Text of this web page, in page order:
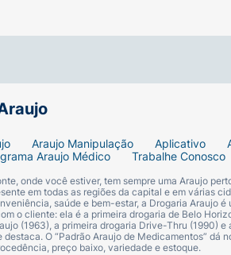
Araujo Manipulação Aplicativo
Araujo Médico Trabalhe Conosco
onde você estiver, tem sempre uma Araujo
em todas as regiões da capital e em várias
saúde e bem-estar, a Drogaria Araujo
o cliente: ela é a primeira drogaria de Belo
(1963), a primeira drogaria Drive-Thru (1990)
destaca. O “Padrão Araujo de Medicamentos”
preço baixo, variedade e estoque.